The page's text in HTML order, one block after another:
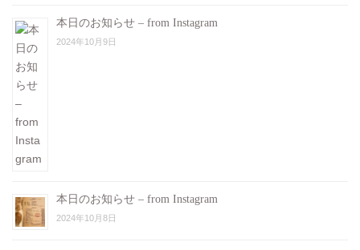
本日のお知らせ – from Instagram
2024年10月9日
本日のお知らせ – from Instagram
2024年10月8日